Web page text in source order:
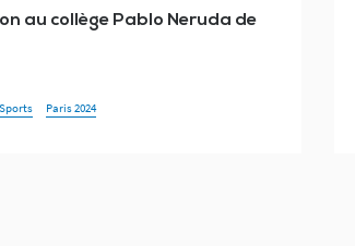
au collège Pablo Neruda de
Paris 2024